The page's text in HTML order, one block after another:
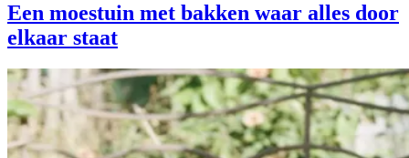
Een moestuin met bakken waar alles door
elkaar staat